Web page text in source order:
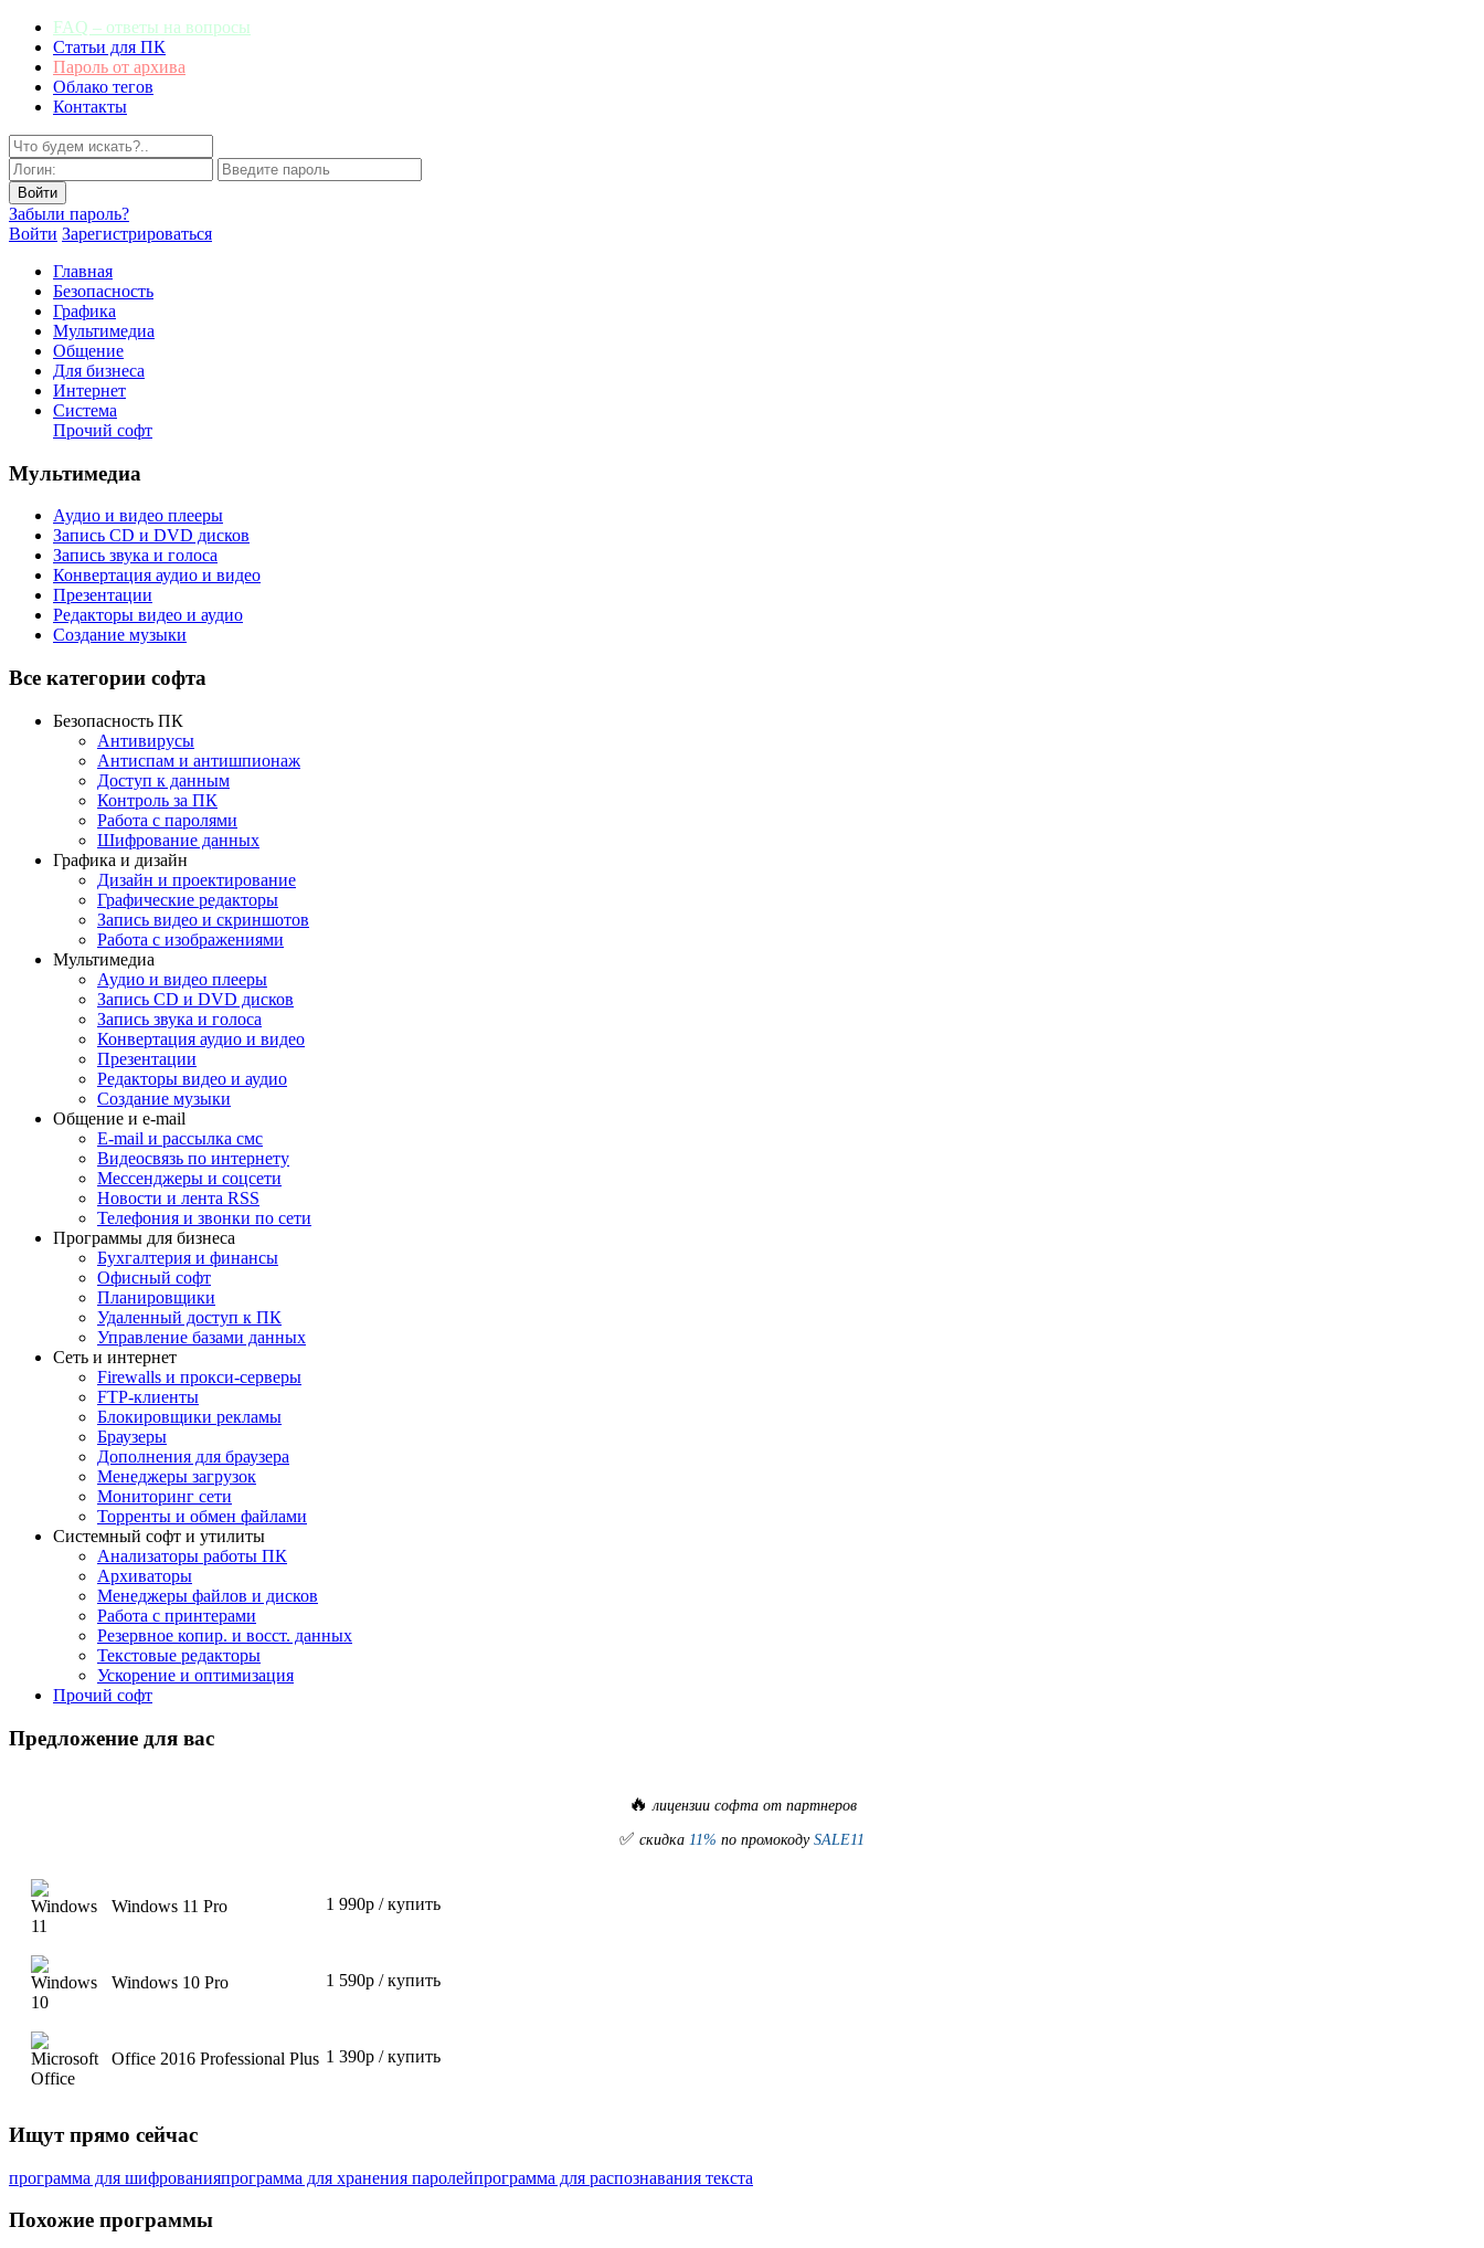
FAQ – ответы на вопросы
Статьи для ПК
Пароль от архива
Облако тегов
Контакты
Забыли пароль?
Войти Зарегистрироваться
Главная
Безопасность
Графика
Мультимедиа
Общение
Для бизнеса
Интернет
Система
Прочий софт
Мультимедиа
Аудио и видео плееры
Запись CD и DVD дисков
Запись звука и голоса
Конвертация аудио и видео
Презентации
Редакторы видео и аудио
Создание музыки
Все категории софта
Безопасность ПК
Антивирусы
Антиспам и антишпионаж
Доступ к данным
Контроль за ПК
Работа с паролями
Шифрование данных
Графика и дизайн
Дизайн и проектирование
Графические редакторы
Запись видео и скриншотов
Работа с изображениями
Мультимедиа
Аудио и видео плееры
Запись CD и DVD дисков
Запись звука и голоса
Конвертация аудио и видео
Презентации
Редакторы видео и аудио
Создание музыки
Общение и e-mail
E-mail и рассылка смс
Видеосвязь по интернету
Мессенджеры и соцсети
Новости и лента RSS
Телефония и звонки по сети
Программы для бизнеса
Бухгалтерия и финансы
Офисный софт
Планировщики
Удаленный доступ к ПК
Управление базами данных
Сеть и интернет
Firewalls и прокси-серверы
FTP-клиенты
Блокировщики рекламы
Браузеры
Дополнения для браузера
Менеджеры загрузок
Мониторинг сети
Торренты и обмен файлами
Системный софт и утилиты
Анализаторы работы ПК
Архиваторы
Менеджеры файлов и дисков
Работа с принтерами
Резервное копир. и восст. данных
Текстовые редакторы
Ускорение и оптимизация
Прочий софт
Предложение для вас
🔥 лицензии софта от партнеров
✅ скидка 11% по промокоду SALE11
Windows 11 Pro 1 990р / купить
Windows 10 Pro 1 590р / купить
Office 2016 Professional Plus 1 390р / купить
Ищут прямо сейчас
программа для шифрованияпрограмма для хранения паролейпрограмма для распознавания текста
Похожие программы